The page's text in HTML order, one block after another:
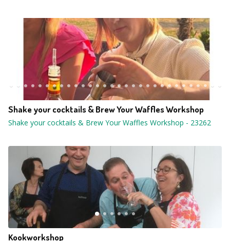
Shake your cocktails & Brew Your Waffles Workshop
Shake your cocktails & Brew Your Waffles Workshop - 23262
Kookworkshop